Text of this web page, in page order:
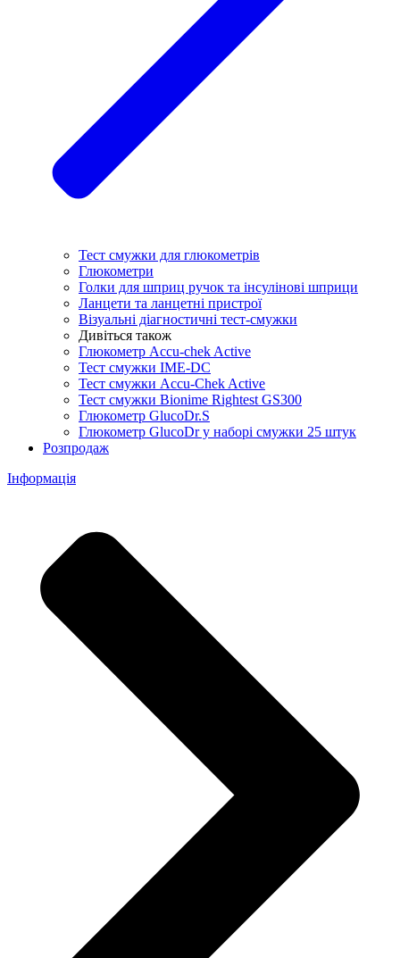
Тест смужки для глюкометрів
Глюкометри
Голки для шприц ручок та інсулінові шприци
Ланцети та ланцетні пристрої
Візуальні діагностичні тест-смужки
Дивіться також
Глюкометр Accu-chek Active
Тест смужки IME-DC
Тест смужки Accu-Chek Active
Тест смужки Bionime Rightest GS300
Глюкометр GlucoDr.S
Глюкометр GlucoDr у наборі смужки 25 штук
Розпродаж
Інформація